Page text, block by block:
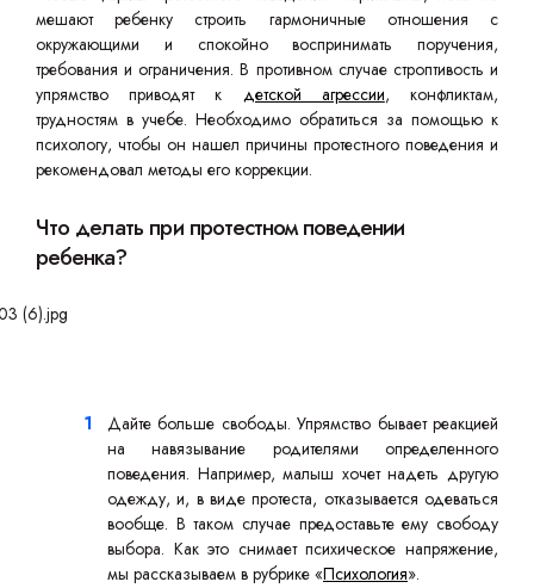
мешают ребенку строить гармоничные отношения с
окружающими и спокойно воспринимать поручения,
требования и ограничения. В противном случае строптивость и
упрямство приводят к детской агрессии, конфликтам,
трудностям в учебе. Необходимо обратиться за помощью к
психологу, чтобы он нашел причины протестного поведения и
рекомендовал методы его коррекции.
Что делать при протестном поведении
ребенка?
Дайте больше свободы. Упрямство бывает реакцией
на навязывание родителями определенного
поведения. Например, малыш хочет надеть другую
одежду, и, в виде протеста, отказывается одеваться
вообще. В таком случае предоставьте ему свободу
выбора. Как это снимает психическое напряжение,
мы рассказываем в рубрике «Психология».